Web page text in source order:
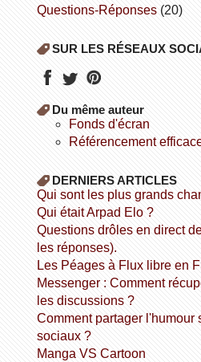
Questions-Réponses (20)
SUR LES RÉSEAUX
Du même auteur
fonds d'écran
référencement
DERNIERS ARTICLES
Qui sont les plus grands
Qui était Arpad Elo ?
Questions drôles en direct de Facebook (avec
les réponses).
Les Péages à Flux libre en
Messenger : Comment récupérer et lire toutes
les discussions ?
Comment partager l'humour sur les réseaux
sociaux ?
Manga VS Cartoon